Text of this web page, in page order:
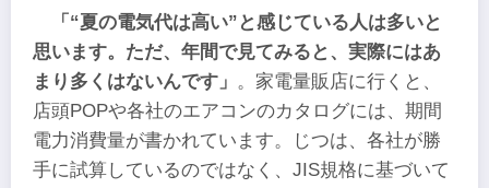
「“夏の電気代は高い”と感じている人は多いと
思います。ただ、年間で見てみると、実際にはあ
まり多くはないんです」 。家電量販店に行くと、
店頭POPや各社のエアコンのカタログには、期間
電力消費量が書かれています。じつは、各社が勝
手に試算しているのではなく、JIS規格に基づいて